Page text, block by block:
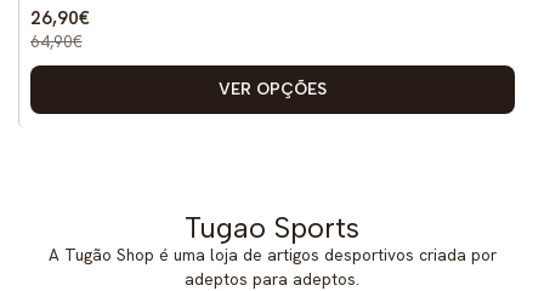
26,90€
64,90€
VER OPÇÕES
Tugao Sports
A Tugão Shop é uma loja de artigos desportivos criada por
adeptos para adeptos.